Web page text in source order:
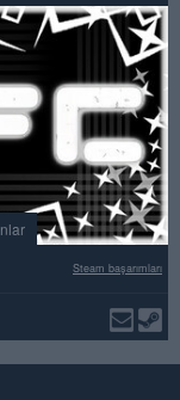
Steam başarımları